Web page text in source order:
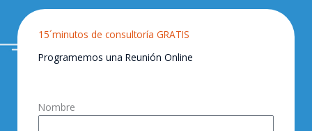
15´minutos de consultoría GRATIS
Programemos una Reunión Online
Nombre